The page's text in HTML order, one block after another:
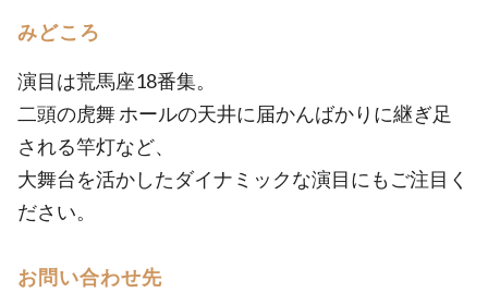
みどころ
演目は荒馬座18番集。
二頭の虎舞 ホールの天井に届かんばかりに継ぎ足
される竿灯など、
大舞台を活かしたダイナミックな演目にもご注目く
ださい。
お問い合わせ先